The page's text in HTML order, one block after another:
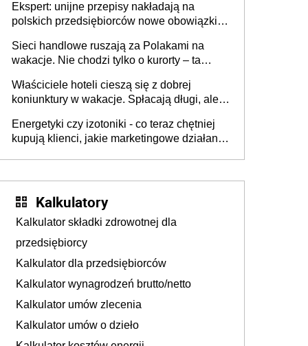
Ekspert: unijne przepisy nakładają na
polskich przedsiębiorców nowe obowiązki w
Sieci handlowe ruszają za Polakami na
wakacje. Nie chodzi tylko o kurorty – ta
tam, gdzie wielu spędzi urlop po cichu
Właściciele hoteli cieszą się z dobrej
koniunktury w wakacje. Spłacają długi, ale
Energetyki czy izotoniki - co teraz chętniej
kupują klienci, jakie marketingowe działania
Kalkulatory
Kalkulator składki zdrowotnej dla
przedsiębiorcy
Kalkulator dla przedsiębiorców
Kalkulator wynagrodzeń brutto/netto
Kalkulator umów zlecenia
Kalkulator umów o dzieło